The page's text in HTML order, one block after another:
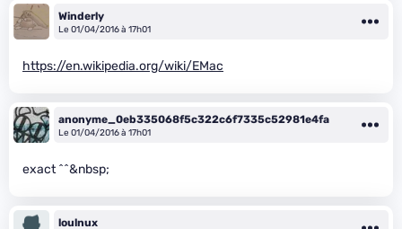
Winderly
Le 01/04/2016 à 17h01
https://en.wikipedia.org/wiki/EMac
anonyme_0eb335068f5c322c6f7335c52981e4fa
Le 01/04/2016 à 17h01
exact ^^&nbsp;
loulnux